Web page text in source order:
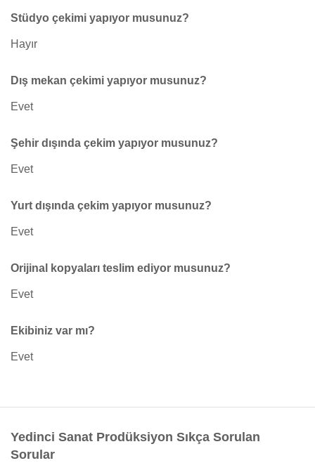
Stüdyo çekimi yapıyor musunuz?
Hayır
Dış mekan çekimi yapıyor musunuz?
Evet
Şehir dışında çekim yapıyor musunuz?
Evet
Yurt dışında çekim yapıyor musunuz?
Evet
Orijinal kopyaları teslim ediyor musunuz?
Evet
Ekibiniz var mı?
Evet
Yedinci Sanat Prodüksiyon Sıkça Sorulan
Sorular